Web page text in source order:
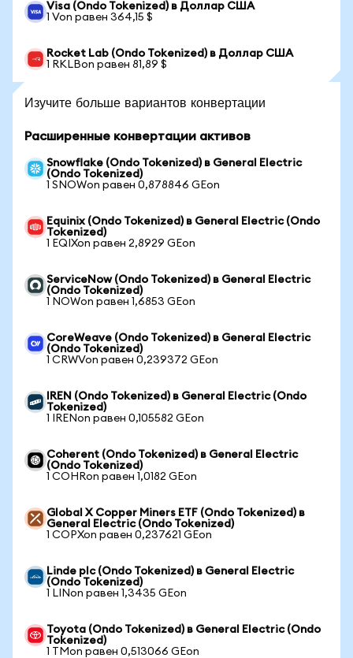
Visa (Ondo Tokenized) в Доллар США
1 Von равен 364,15 $
Rocket Lab (Ondo Tokenized) в Доллар США
1 RKLBon равен 81,89 $
Изучите больше вариантов конвертации
Расширенные конвертации активов
Snowflake (Ondo Tokenized) в General Electric
(Ondo Tokenized)
1 SNOWon равен 0,878846 GEon
Equinix (Ondo Tokenized) в General Electric (Ondo
Tokenized)
1 EQIXon равен 2,8929 GEon
ServiceNow (Ondo Tokenized) в General Electric
(Ondo Tokenized)
1 NOWon равен 1,6853 GEon
CoreWeave (Ondo Tokenized) в General Electric
(Ondo Tokenized)
1 CRWVon равен 0,239372 GEon
IREN (Ondo Tokenized) в General Electric (Ondo
Tokenized)
1 IRENon равен 0,105582 GEon
Coherent (Ondo Tokenized) в General Electric
(Ondo Tokenized)
1 COHRon равен 1,0182 GEon
Global X Copper Miners ETF (Ondo Tokenized) в
General Electric (Ondo Tokenized)
1 COPXon равен 0,237621 GEon
Linde plc (Ondo Tokenized) в General Electric
(Ondo Tokenized)
1 LINon равен 1,3435 GEon
Toyota (Ondo Tokenized) в General Electric (Ondo
Tokenized)
1 TMon равен 0,513066 GEon